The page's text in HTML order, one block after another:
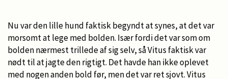
Nu var den lille hund faktisk begyndt at synes, at det var
morsomt at lege med bolden. Især fordi det var som om
bolden nærmest trillede af sig selv, så Vitus faktisk var
nødt til at jagte den rigtigt. Det havde han ikke oplevet
med nogen anden bold før, men det var ret sjovt. Vitus